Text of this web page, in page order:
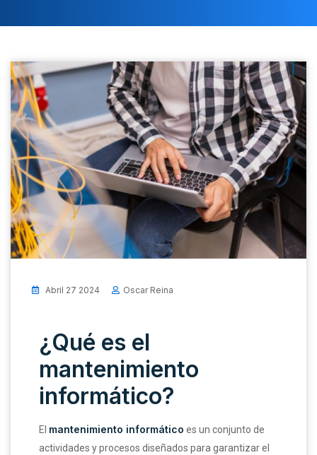
Abril 27 2024 Oscar Reina
¿Qué es el
mantenimiento
informático?
El mantenimiento informático es un conjunto de
actividades y procesos diseñados para garantizar el